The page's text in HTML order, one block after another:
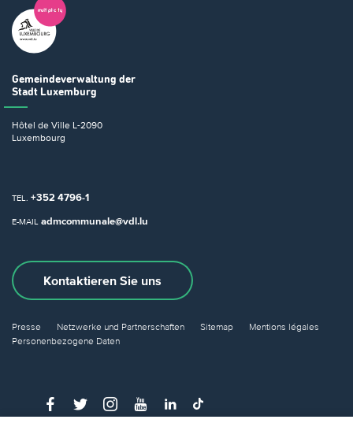
Gemeindeverwaltung der
Stadt Luxemburg
Hôtel de Ville L-2090
Luxembourg
TEL. +352 4796-1
E-MAIL admcommunale@vdl.lu
Kontaktieren Sie uns
Presse Netzwerke und Partnerschaften Sitemap
Mentions légales
Personenbezogene Daten